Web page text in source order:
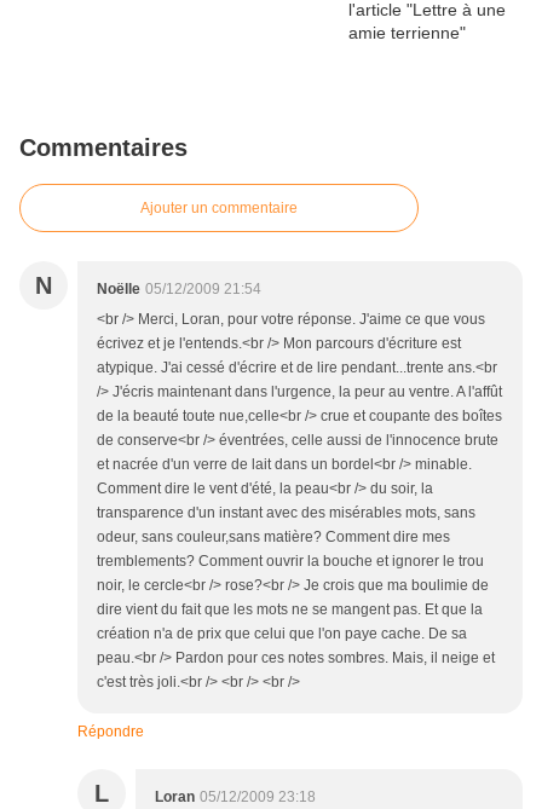
Commentaires
Ajouter un commentaire
N Noëlle 05/12/2009 21:54
<br /> Merci, Loran, pour votre réponse. J'aime ce que vous
écrivez et je l'entends.<br /> Mon parcours d'écriture est
atypique. J'ai cessé d'écrire et de lire pendant...trente ans.<br
/> J'écris maintenant dans l'urgence, la peur au ventre. A l'affût
de la beauté toute nue,celle<br /> crue et coupante des boîtes
de conserve<br /> éventrées, celle aussi de l'innocence brute
et nacrée d'un verre de lait dans un bordel<br /> minable.
Comment dire le vent d'été, la peau<br /> du soir, la
transparence d'un instant avec des misérables mots, sans
odeur, sans couleur,sans matière? Comment dire mes
tremblements? Comment ouvrir la bouche et ignorer le trou
noir, le cercle<br /> rose?<br /> Je crois que ma boulimie de
dire vient du fait que les mots ne se mangent pas. Et que la
création n'a de prix que celui que l'on paye cache. De sa
peau.<br /> Pardon pour ces notes sombres. Mais, il neige et
c'est très joli.<br /> <br /> <br />
Répondre
L Loran 05/12/2009 23:18